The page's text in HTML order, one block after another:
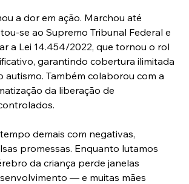
a dor em ação. Marchou até
se ao Supremo Tribunal Federal e
a Lei 14.454/2022, que tornou o rol
garantindo cobertura ilimitada
autismo. Também colaborou com a
da liberação de
demais com negativas,
promessas. Enquanto lutamos
da criança perde janelas
— e muitas mães